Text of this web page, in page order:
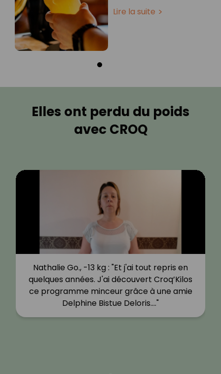
Lire la suite
Elles ont perdu du poids
avec CROQ
Nathalie Go., -13 kg : "Et j'ai tout repris en
quelques années. J'ai découvert Croq’Kilos
ce programme minceur grâce à une amie
Delphine Bistue Deloris.…"